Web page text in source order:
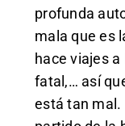
profunda
mala que es
hace viajes a
fatal,… así
está tan mal.